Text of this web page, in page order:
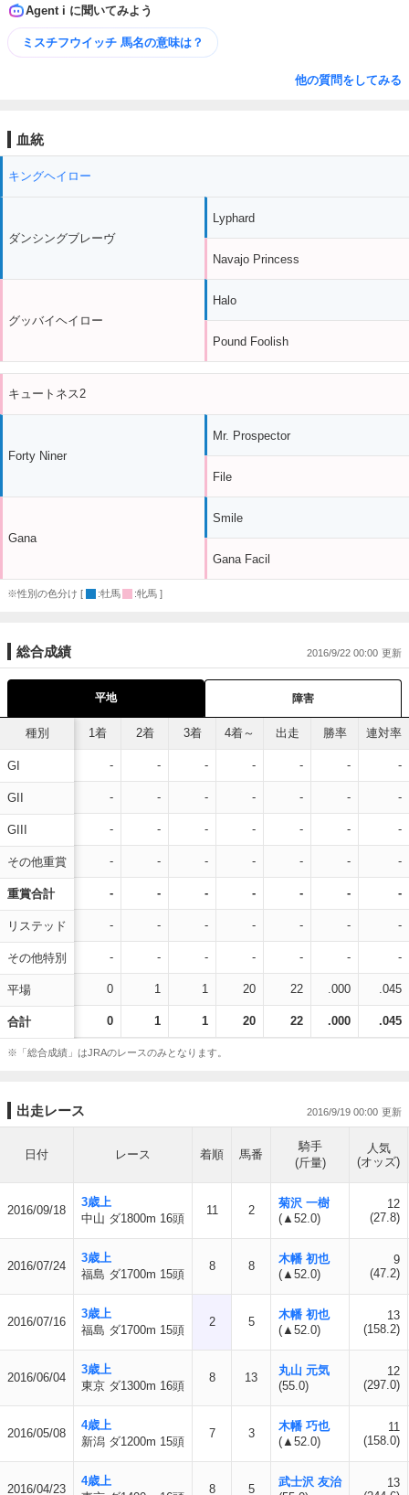
Agent i に聞いてみよう
ミスチフウイッチ 馬名の意味は？
他の質問をしてみる
血統
キングヘイロー
ダンシングブレーヴ
グッバイヘイロー
Lyphard
Navajo Princess
Halo
Pound Foolish
キュートネス2
Forty Niner
Gana
Mr. Prospector
File
Smile
Gana Facil
※性別の色分け [ :牡馬 :牝馬 ]
総合成績 2016/9/22 00:00
平地 障害
種別
GI
GII
GIII
その他重賞
重賞合計
リステッド
その他特別
平場
合計
1着 2着 3着 4着～ 出走 勝率 連対率
- - - - - - -
- - - - - - -
- - - - - - -
- - - - - - -
- - - - - - -
- - - - - - -
- - - - - - -
0 1 1 20 22 .000 .045
0 1 1 20 22 .000 .045
※「総合成績」はJRAのレースのみとなります。
出走レース 2016/9/19 00:00
日付 レース 着順 馬番
騎手
(斤量)
人気
(オッズ)
2016/09/18
3歳上
中山 ダ1800m 16頭
11 2
菊沢 一樹
(▲52.0)
12
(27.8)
2016/07/24
3歳上
福島 ダ1700m 15頭
8 8
木幡 初也
(▲52.0)
9
(47.2)
2016/07/16
3歳上
福島 ダ1700m 15頭
2 5
木幡 初也
(▲52.0)
13
(158.2)
2016/06/04
3歳上
東京 ダ1300m 16頭
8 13
丸山 元気
(55.0)
12
(297.0)
2016/05/08
4歳上
新潟 ダ1200m 15頭
7 3
木幡 巧也
(▲52.0)
11
(158.0)
2016/04/23
4歳上
8 5
武士沢 友治
13